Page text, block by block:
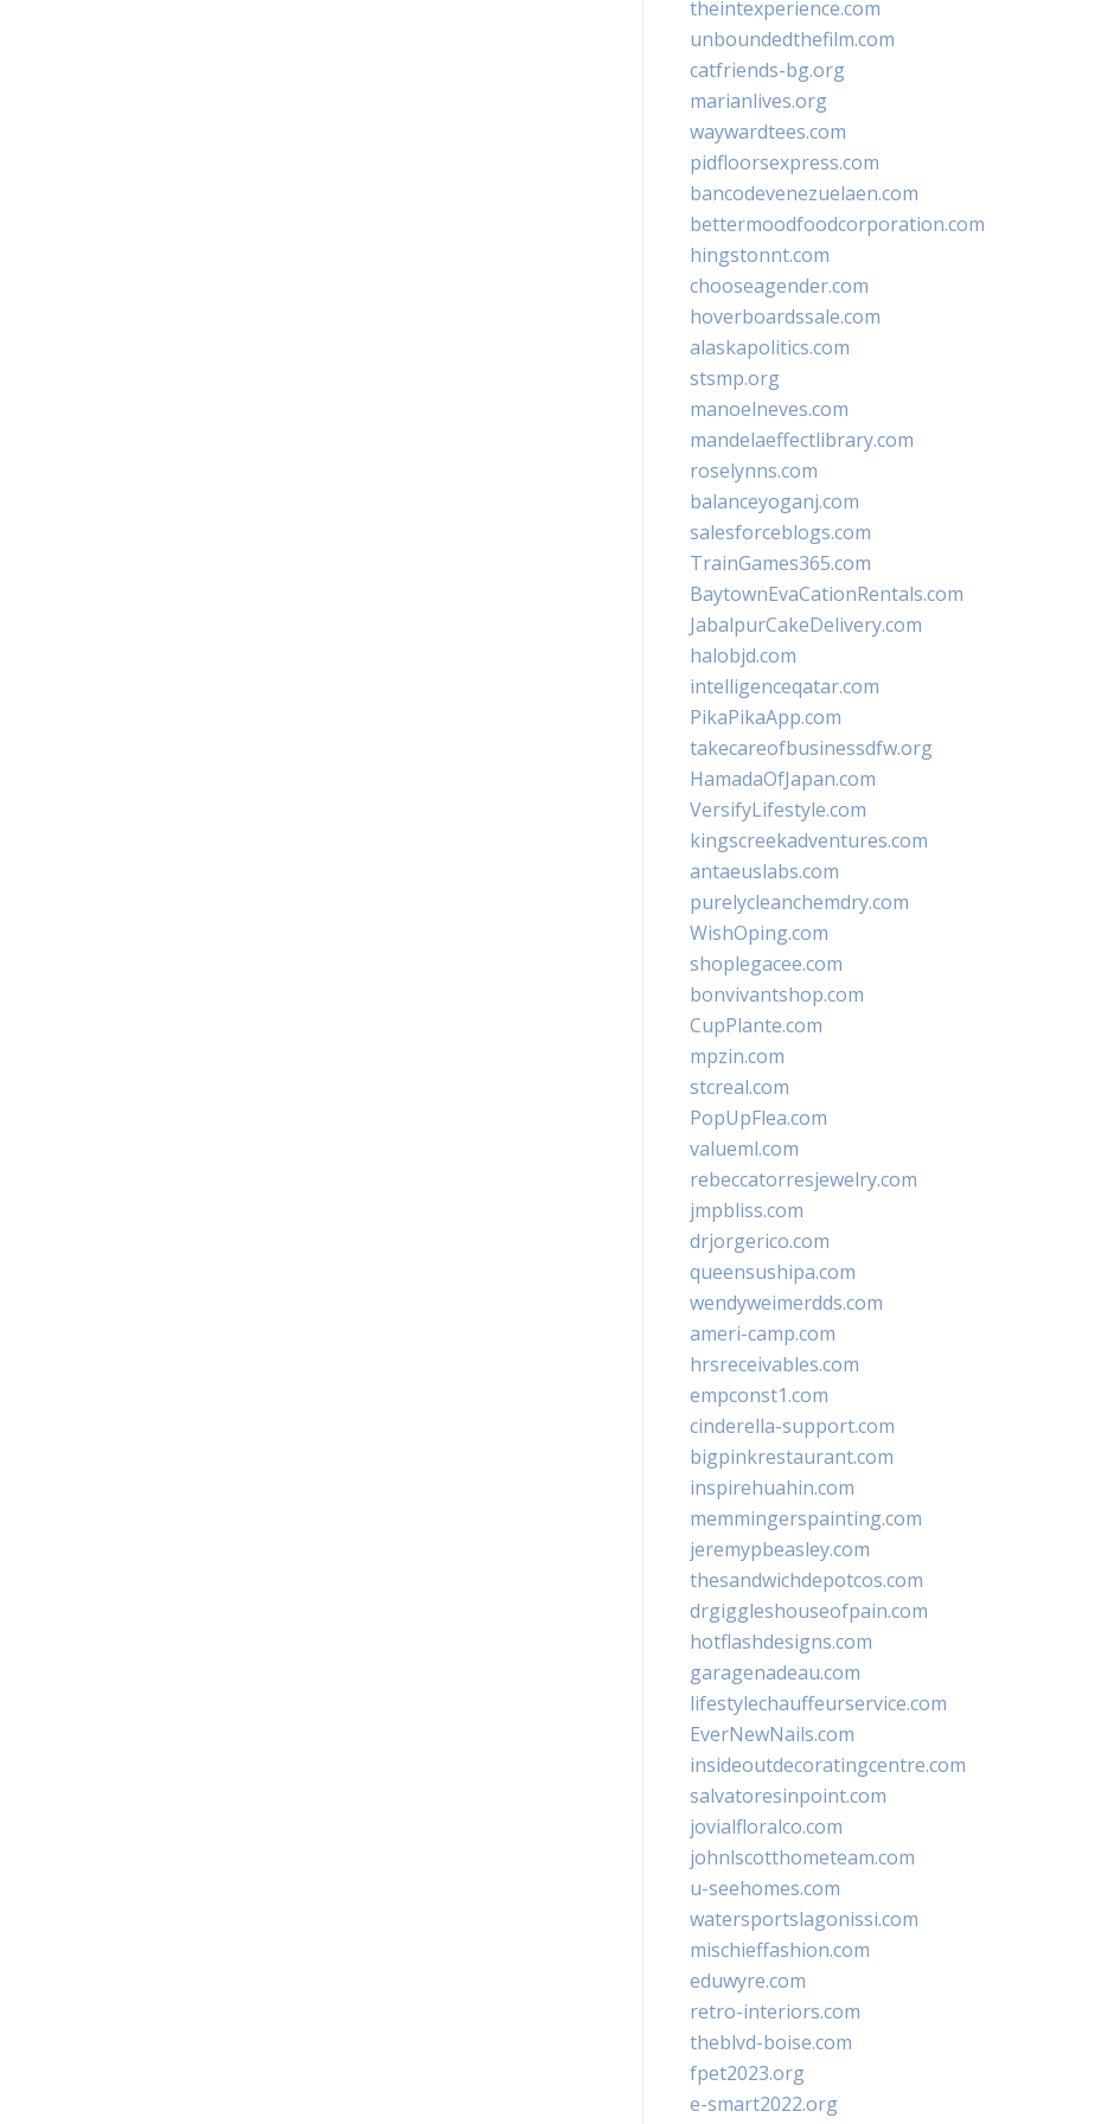
theintexperience.com
unboundedthefilm.com
catfriends-bg.org
marianlives.org
waywardtees.com
pidfloorsexpress.com
bancodevenezuelaen.com
bettermoodfoodcorporation.com
hingstonnt.com
chooseagender.com
hoverboardssale.com
alaskapolitics.com
stsmp.org
manoelneves.com
mandelaeffectlibrary.com
roselynns.com
balanceyoganj.com
salesforceblogs.com
TrainGames365.com
BaytownEvaCationRentals.com
JabalpurCakeDelivery.com
halobjd.com
intelligenceqatar.com
PikaPikaApp.com
takecareofbusinessdfw.org
HamadaOfJapan.com
VersifyLifestyle.com
kingscreekadventures.com
antaeuslabs.com
purelycleanchemdry.com
WishOping.com
shoplegacee.com
bonvivantshop.com
CupPlante.com
mpzin.com
stcreal.com
PopUpFlea.com
valueml.com
rebeccatorresjewelry.com
jmpbliss.com
drjorgerico.com
queensushipa.com
wendyweimerdds.com
ameri-camp.com
hrsreceivables.com
empconst1.com
cinderella-support.com
bigpinkrestaurant.com
inspirehuahin.com
memmingerspainting.com
jeremypbeasley.com
thesandwichdepotcos.com
drgiggleshouseofpain.com
hotflashdesigns.com
garagenadeau.com
lifestylechauffeurservice.com
EverNewNails.com
insideoutdecoratingcentre.com
salvatoresinpoint.com
jovialfloralco.com
johnlscotthometeam.com
u-seehomes.com
watersportslagonissi.com
mischieffashion.com
eduwyre.com
retro-interiors.com
theblvd-boise.com
fpet2023.org
e-smart2022.org